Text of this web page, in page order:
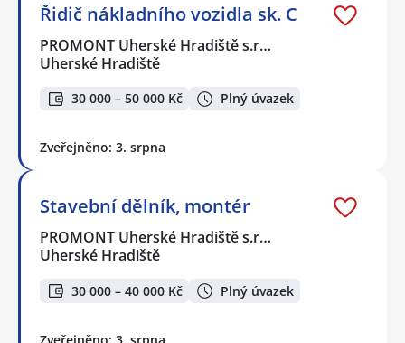
Řidič nákladního vozidla sk. C
PROMONT Uherské Hradiště s.r…
Uherské Hradiště
30 000 – 50 000 Kč Plný úvazek
Zveřejněno: 3. srpna
Stavební dělník, montér
PROMONT Uherské Hradiště s.r…
Uherské Hradiště
30 000 – 40 000 Kč Plný úvazek